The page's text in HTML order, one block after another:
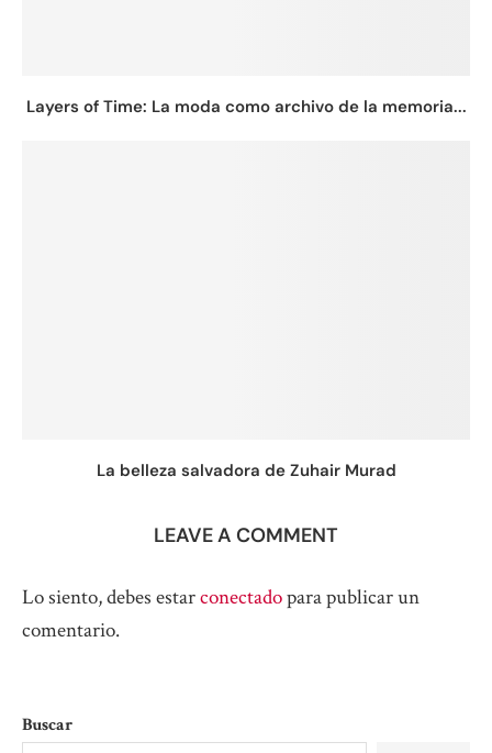
Layers of Time: La moda como archivo de la memoria...
La belleza salvadora de Zuhair Murad
LEAVE A COMMENT
Lo siento, debes estarconectadopara publicar un
comentario.
Buscar